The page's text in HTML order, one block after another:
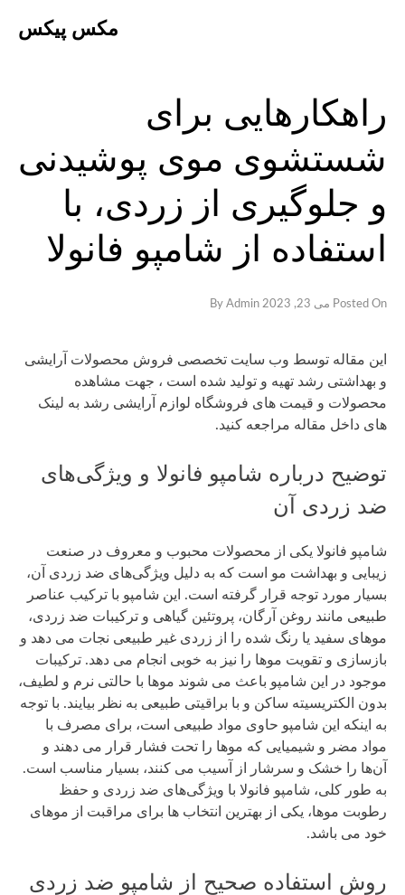
مکس پیکس
راهکار‌هایی برای
شستشوی موی پوشیدنی
و جلوگیری از زردی، با
استفاده از شامپو فانولا
Posted On می 23, 2023 Admin
این مقاله توسط وب سایت تخصصی فروش محصولات آرایشی
و بهداشتی رشد تهیه و تولید شده است ، جهت مشاهده
محصولات و قیمت های فروشگاه لوازم آرایشی رشد به لینک
های داخل مقاله مراجعه کنید.
توضیح درباره شامپو فانولا و ويژگی‌های
ضد زردی آن
شامپو فانولا یکی از محصولات محبوب و معروف در صنعت
زیبایی و بهداشت مو است که به دلیل ویژگی‌های ضد زردی آن،
بسیار مورد توجه قرار گرفته است. این شامپو با ترکیب عناصر
طبیعی مانند روغن آرگان، پروتئین گیاهی و ترکیبات ضد زردی،
موهای سفید یا رنگ شده را از زردی غیر طبیعی نجات می دهد و
بازسازی و تقویت موها را نیز به خوبی انجام می دهد. ترکیبات
موجود در این شامپو باعث می شوند موها با حالتی نرم و لطیف،
بدون الکتریسیته ساکن و با براقیتی طبیعی به نظر بیایند. با توجه
به اینکه این شامپو حاوی مواد طبیعی است، برای مصرف با
مواد مضر و شیمیایی که موها را تحت فشار قرار می دهند و
آن‌ها را خشک و سرشار از آسیب می کنند، بسیار مناسب است.
به طور کلی، شامپو فانولا با ویژگی‌های ضد زردی و حفظ
رطوبت موها، یکی از بهترین انتخاب ها برای مراقبت از موهای
خود می باشد.
روش استفاده صحیح از شامپو ضد زردی